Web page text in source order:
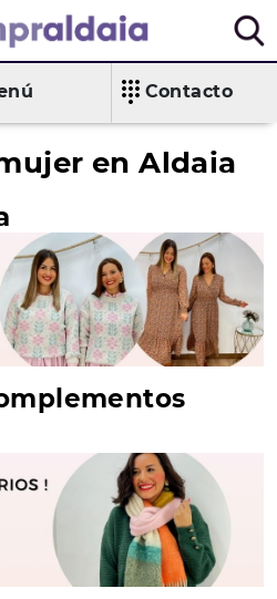
Contacto
en Aldaia